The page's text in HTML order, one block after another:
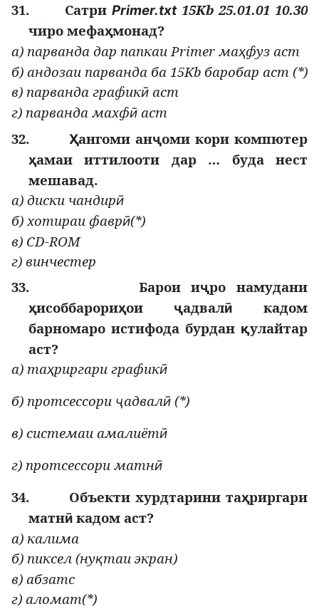
31. СатриPrimer.tхt15Kb 25.01.01 10.30
чиро мефаҳмонад?
а) парванда дар папкаи Primer маҳфуз аст
б) андозаи парванда ба 15Kb баробар аст (*)
в) парванда графикӣ аст
г) парванда махфӣ аст
32.
Ҳангоми анҷоми кори компютер
ҳамаи иттилооти дар … буда нест
мешавад.
а) диски чандирӣ
б) хотираи фаврӣ(*)
в) CD-ROM
г) винчестер
33.
Барои иҷро намудани
ҳисоббарориҳои ҷадвалӣ кадом
барномаро истифода бурдан қулайтар
аст?
а) таҳриргари графикӣ
б) протсессори ҷадвалӣ (*)
в) системаи амалиётӣ
г) протсессори матнӣ
34. Объекти хурдтарини таҳриргари
матнӣкадом аст?
а) калима
б) пиксел (нуқтаи экран)
в) абзатс
г) аломат(*)